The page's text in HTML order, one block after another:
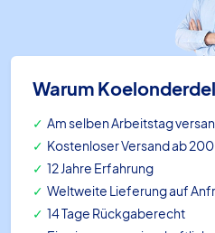
Warum
Am selben Arbeitstag
Kostenloser Versand ab
12 Jahre Erfahrung
Weltweite Lieferung auf
14 Tage Rückgaberecht